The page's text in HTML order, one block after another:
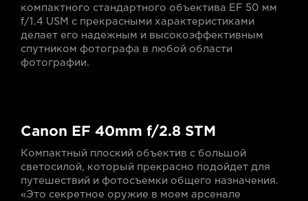
компактного стандартного объектива EF 50 мм
f/1.4 USM с прекрасными характеристиками
делает его надежным и высокоэффективным
спутником фотографа в любой области
фотографии.
Canon EF 40mm f/2.8 STM
Компактный плоский объектив с большой
светосилой, который прекрасно подойдет для
путешествий и фотосъемки общего назначения.
«Это секретное оружие в моем арсенале